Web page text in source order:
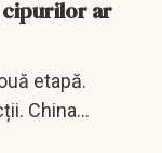
cipurilor ar
etapă.
China
la